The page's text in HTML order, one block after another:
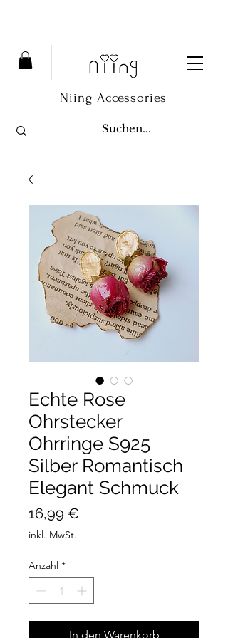
Niing Accessories
Echte Rose
Ohrstecker
Ohrringe S925
Silber Romantisch
Elegant Schmuck
16,99 €
inkl. MwSt.
Anzahl *
In den Warenkorb